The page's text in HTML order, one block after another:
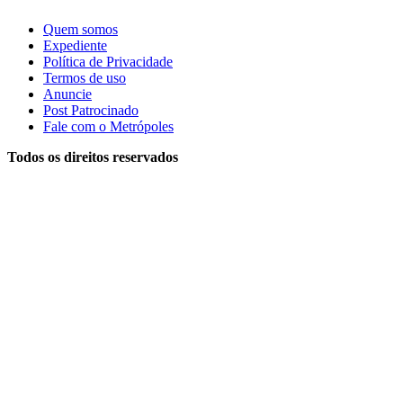
Quem somos
Expediente
Política de Privacidade
Termos de uso
Anuncie
Post Patrocinado
Fale com o Metrópoles
Todos os direitos reservados